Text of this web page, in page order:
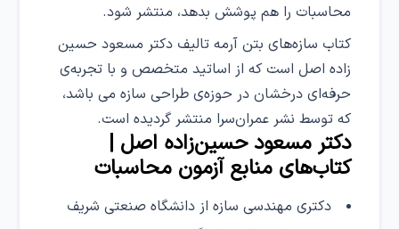
محاسبات را هم پوشش بدهد، منتشر شود.
کتاب سازه‌های بتن آرمه تالیف دکتر مسعود حسین
زاده اصل است که از اساتید متخصص و با تجربه‌ی
حرفه‌ای درخشان در حوزه‌ی طراحی سازه می باشد،
که توسط نشر عمران‌سرا منتشر گردیده است.
دکتر مسعود حسین‌زاده اصل |
کتاب‌های منابع آزمون محاسبات
دکتری مهندسی سازه از دانشگاه صنعتی شریف